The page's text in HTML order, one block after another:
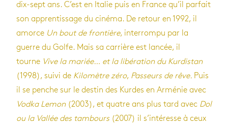
dix-sept ans. C’est en Italie puis en France qu’il parfait
son apprentissage du cinéma. De retour en 1992, il
amorce Un bout de frontière, interrompu par la
guerre du Golfe. Mais sa carrière est lancée, il
tourne Vive la mariée… et la libération du Kurdistan
(1998), suivi de Kilomètre zéro, Passeurs de rêve. Puis
il se penche sur le destin des Kurdes en Arménie avec
Vodka Lemon(2003), et quatre ans plus tard avec Dol
ou la Vallée des tambours(2007) il s’intéresse à ceux